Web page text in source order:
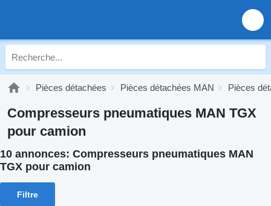
Pièces détachées Pièces détachées MAN Pièces
Compresseurs pneumatiques MAN TGX
pour camion
10 annonces: Compresseurs pneumatiques MAN
TGX pour camion
Filtre